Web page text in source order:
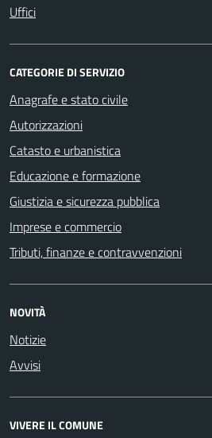
Uffici
CATEGORIE DI SERVIZIO
Anagrafe e stato civile
Autorizzazioni
Catasto e urbanistica
Educazione e formazione
Giustizia e sicurezza pubblica
Imprese e commercio
Tributi, finanze e contravvenzioni
NOVITÀ
Notizie
Avvisi
VIVERE IL COMUNE